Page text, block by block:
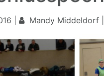
| Mandy Middeldorf |